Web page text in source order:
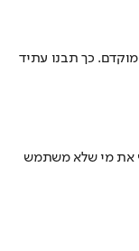
כך תבנו עתיד
את מי שלא משתמש